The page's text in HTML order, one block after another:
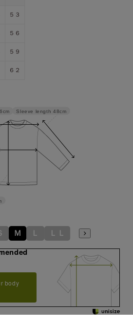
５３
５６
５９
６２
Sleeve length 48cm
Ｍ Ｌ ＬＬ
body